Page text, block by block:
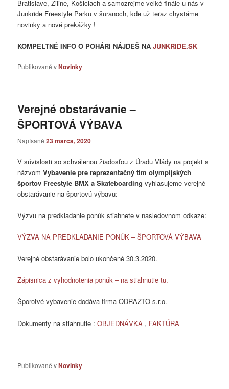
Bratislave, Žiline, Košiciach a samozrejme veľké finále u nás v
Junkride Freestyle Parku v šuranoch, kde už teraz chystáme
novinky a nové prekážky !
KOMPELTNÉ INFO O POHÁRI NÁJDEŠ NAJUNKRIDE.SK
Publikované vNovinky
Verejné obstarávanie –
ŠPORTOVÁ VÝBAVA
Napísané23 marca, 2020
V súvislosti so schválenou žiadosťou z Úradu Vlády na projekt s
názvomVybavenie pre reprezentačný tím olympijských
športov Freestyle BMX a Skateboarding vyhlasujeme verejné
obstarávanie na športovú výbavu:
Výzvu na predkladanie ponúk stiahnete v nasledovnom odkaze:
VÝZVA NA PREDKLADANIE PONÚK – ŠPORTOVÁ VÝBAVA
Verejné obstarávanie bolo ukončené 30.3.2020.
Zápisnica z vyhodnotenia ponúk – na stiahnutie tu.
Šporotvé vybavenie dodáva firma ODRAZTO s.r.o.
Dokumenty na stiahnutie :OBJEDNÁVKA , FAKTÚRA
Publikované vNovinky